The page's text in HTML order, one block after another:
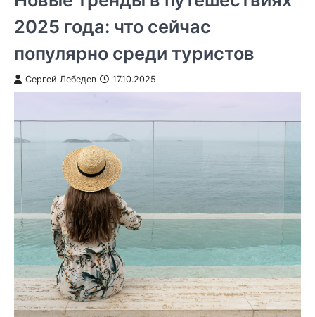
2025 года: что сейчас
популярно среди туристов
Сергей Лебедев 17.10.2025